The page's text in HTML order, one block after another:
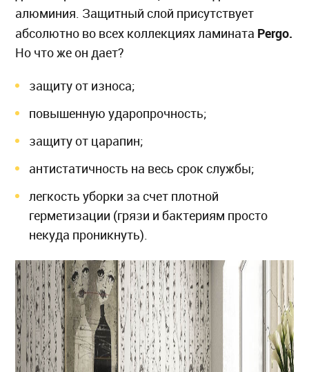
алюминия. Защитный слой присутствует
абсолютно во всех коллекциях ламината Pergo.
Но что же он дает?
защиту от износа;
повышенную ударопрочность;
защиту от царапин;
антистатичность на весь срок службы;
легкость уборки за счет плотной
герметизации (грязи и бактериям просто
некуда проникнуть).